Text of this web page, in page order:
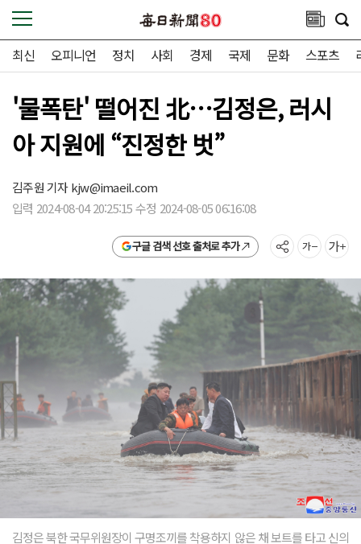
최신 오피니언 정치 사회 경제 국제 문화 스포츠
'물폭탄' 떨어진 北…김정은, 러시
아 지원에 “진정한 벗”
김주원 기자kjw@imaeil.com
입력 2024-08-04 20:25:15 수정 2024-08-05 06:16:08
구글 검색 선호 출처로 추가
김정은 북한 국무위원장이 구명조끼를 착용하지 않은 채 보트를 타고 신의